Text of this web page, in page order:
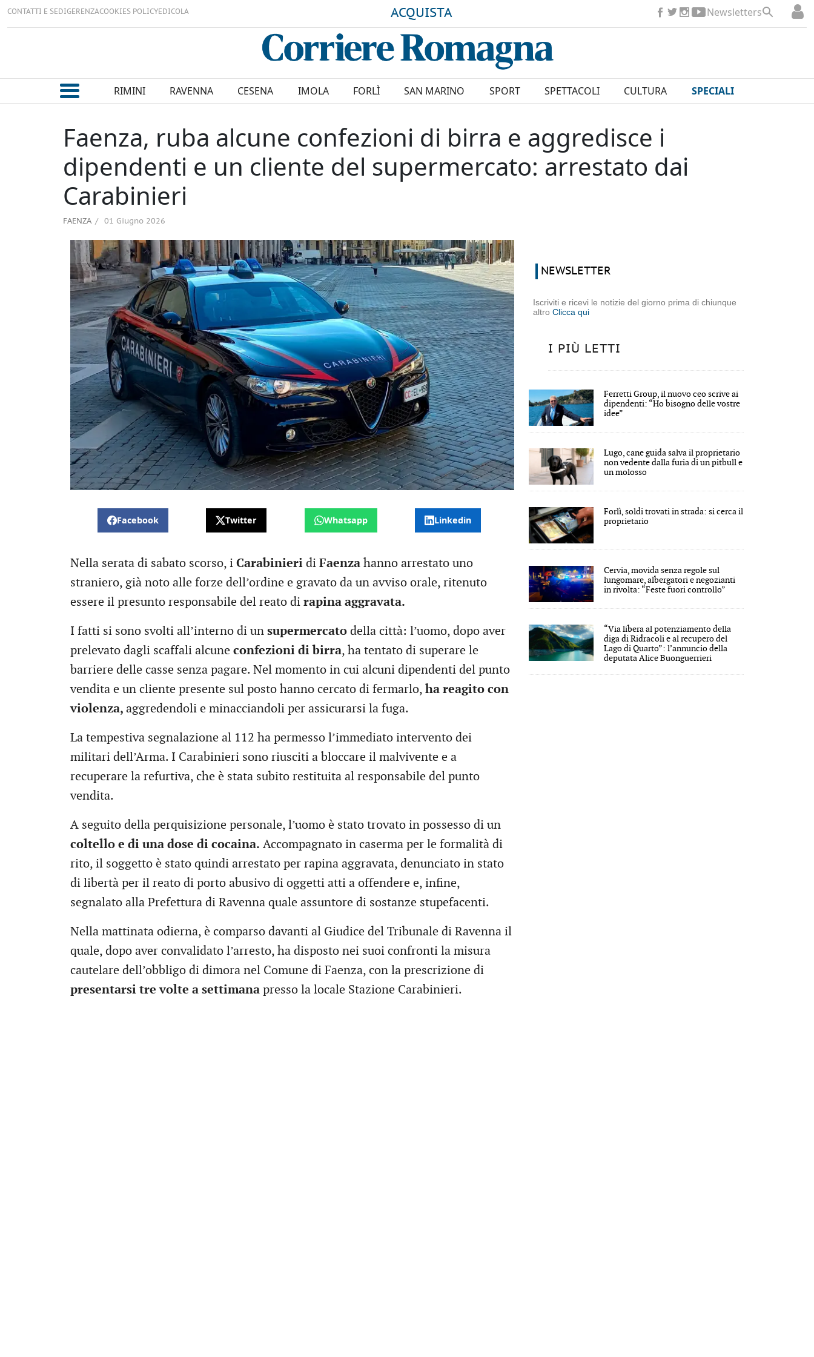
CONTATTI E SEDIGERENZACOOKIES POLICYEDICOLA ACQUISTA Newsletters
RIMINI RAVENNA CESENA IMOLA FORLÌ SAN MARINO SPORT SPETTACOLI CULTURA SPECIALI
Faenza, ruba alcune confezioni di birra e aggredisce i
dipendenti e un cliente del supermercato: arrestato dai
Carabinieri
FAENZA 01 Giugno 2026
Facebook Twitter Whatsapp Linkedin
Nella serata di sabato scorso, i Carabinieri di Faenza hanno arrestato uno
straniero, già noto alle forze dell’ordine e gravato da un avviso orale, ritenuto
essere il presunto responsabile del reato di rapina aggravata.
I fatti si sono svolti all’interno di un supermercato della città: l’uomo, dopo aver
prelevato dagli scaffali alcune confezioni di birra, ha tentato di superare le
barriere delle casse senza pagare. Nel momento in cui alcuni dipendenti del punto
vendita e un cliente presente sul posto hanno cercato di fermarlo, ha reagito con
violenza, aggredendoli e minacciandoli per assicurarsi la fuga.
La tempestiva segnalazione al 112 ha permesso l’immediato intervento dei
militari dell’Arma. I Carabinieri sono riusciti a bloccare il malvivente e a
recuperare la refurtiva, che è stata subito restituita al responsabile del punto
vendita.
A seguito della perquisizione personale, l’uomo è stato trovato in possesso di un
coltello e di una dose di cocaina. Accompagnato in caserma per le formalità di
rito, il soggetto è stato quindi arrestato per rapina aggravata, denunciato in stato
di libertà per il reato di porto abusivo di oggetti atti a offendere e, infine,
segnalato alla Prefettura di Ravenna quale assuntore di sostanze stupefacenti.
Nella mattinata odierna, è comparso davanti al Giudice del Tribunale di Ravenna il
quale, dopo aver convalidato l’arresto, ha disposto nei suoi confronti la misura
cautelare dell’obbligo di dimora nel Comune di Faenza, con la prescrizione di
presentarsi tre volte a settimana presso la locale Stazione Carabinieri.
NEWSLETTER
Iscriviti e ricevi le notizie del giorno prima di chiunque
altroClicca qui
I PIÙ LETTI
Ferretti Group, il nuovo ceo scrive ai
dipendenti: “Ho bisogno delle vostre
idee”
Lugo, cane guida salva il proprietario
non vedente dalla furia di un pitbull e
un molosso
Forlì, soldi trovati in strada: si cerca il
proprietario
Cervia, movida senza regole sul
lungomare, albergatori e negozianti
in rivolta: “Feste fuori controllo”
“Via libera al potenziamento della
diga di Ridracoli e al recupero del
Lago di Quarto”: l’annuncio della
deputata Alice Buonguerrieri